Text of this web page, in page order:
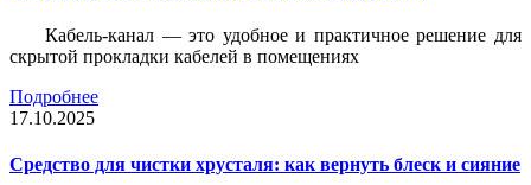
Кабель-канал — это удобное и практичное решение для
скрытой прокладки кабелей в помещениях
Подробнее
17.10.2025
Средство для чистки хрусталя: как вернуть блеск и сияние